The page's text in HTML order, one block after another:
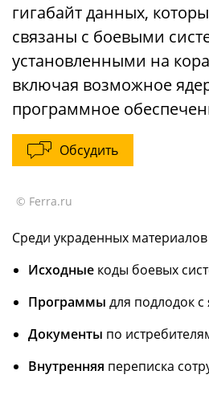
гигабайт данных,
связаны с боевыми
установленными на
включая возможное
программное
Обсудить
© Ferra.ru
Среди украденных
Исходные коды боевых
Программы для подлодок
Документы по
Внутренняя переписка